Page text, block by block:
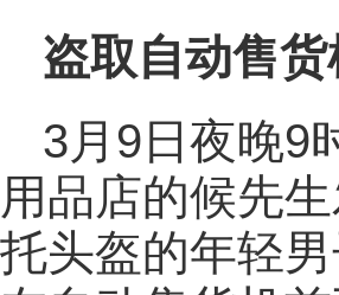
盗取自动售
3月9日夜晚9
用品店的候先
托头盔的年轻